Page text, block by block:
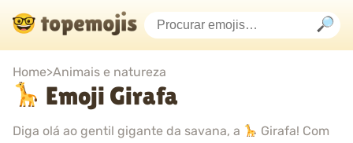
Home>Animais e natureza
Emoji Girafa
Diga olá ao gentil gigante da savana, a
Girafa! Com